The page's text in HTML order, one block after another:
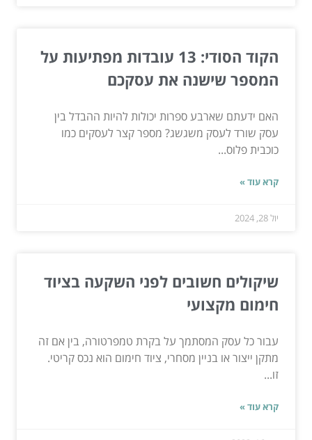
הקוד הסודי: 13 עובדות מפתיעות על
המספר שישנה את עסקכם
האם ידעתם שארבע ספרות יכולות להיות ההבדל בין
עסק שורד לעסק משגשג? מספר קצר לעסקים כמו
כוכבית פלוס...
קרא עוד »
יול 28, 2024
שיקולים חשובים לפני השקעה בציוד
חימום מקצועי
עבור כל עסק המסתמך על בקרת טמפרטורה, בין אם זה
מתקן ייצור או בניין מסחרי, ציוד חימום הוא נכס קריטי.
זו...
קרא עוד »